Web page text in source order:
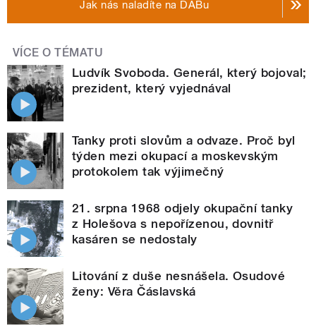
Jak nás naladíte na DABu
VÍCE O TÉMATU
Ludvík Svoboda. Generál, který bojoval;
prezident, který vyjednával
Tanky proti slovům a odvaze. Proč byl
týden mezi okupací a moskevským
protokolem tak výjimečný
21. srpna 1968 odjely okupační tanky
z Holešova s nepořízenou, dovnitř
kasáren se nedostaly
Litování z duše nesnášela. Osudové
ženy: Věra Čáslavská